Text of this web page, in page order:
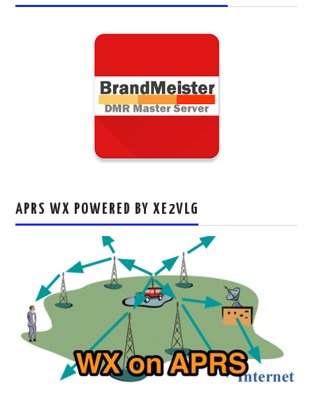
APRS WX POWERED BY XE2VLG